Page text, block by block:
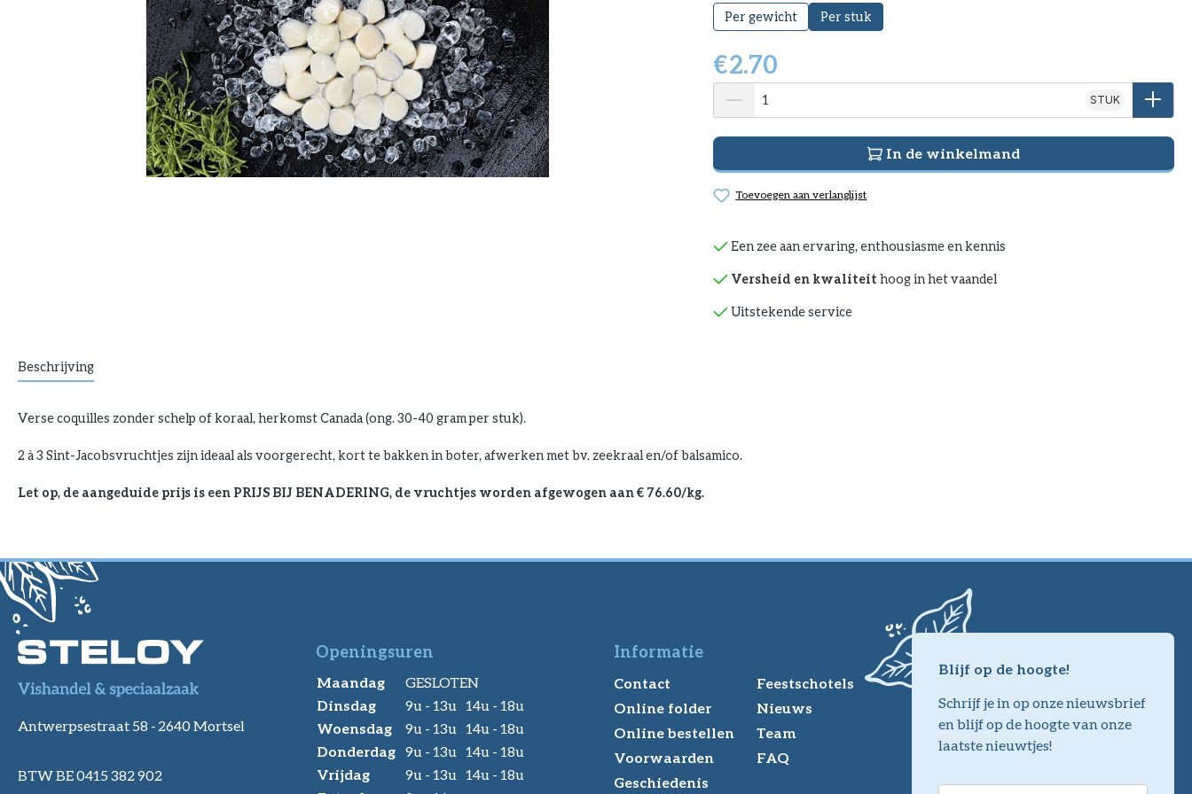
Per gewicht Per stuk
€2.70
STUK
In de winkelmand
Toevoegen aan verlanglijst
Een zee aan ervaring, enthousiasme en kennis
Versheid en kwaliteit hoog in het vaandel
Uitstekende service
Beschrijving
Verse coquilles zonder schelp of koraal, herkomst Canada (ong. 30-40 gram per stuk).
2 à 3 Sint-Jacobsvruchtjes zijn ideaal als voorgerecht, kort te bakken in boter, afwerken met bv. zeekraal en/of balsamico.
Let op, de aangeduide prijs is een PRIJS BIJ BENADERING, de vruchtjes worden afgewogen aan € 76.60/kg.
Antwerpsestraat 58 - 2640 Mortsel
BTW BE 0415 382 902
Openingsuren
Maandag
GESLOTEN
Dinsdag
9u - 13u 14u - 18u
Woensdag
9u - 13u 14u - 18u
Donderdag 9u - 13u 14u - 18u
Vrijdag
9u - 13u 14u - 18u
Informatie
Contact
Online folder
Online bestellen
Voorwaarden
Geschiedenis
Feestschotels
Nieuws
Team
FAQ
Blijf op de hoogte!
Schrijf je in op onze nieuwsbrief
en blijf op de hoogte van onze
laatste nieuwtjes!